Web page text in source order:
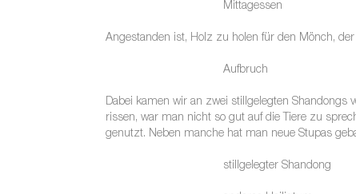
Mittagessen
Angestanden ist, Holz zu holen für den Mönch,
Aufbruch
Dabei kamen wir an zwei stillgelegten Shandongs
rissen, war man nicht so gut auf die Tiere zu
genutzt. Neben manche hat man neue Stupas
stillgelegter Shandong